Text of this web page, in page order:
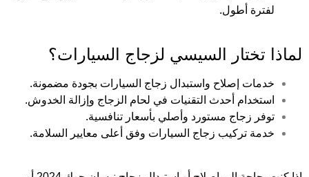
لفترة أطول.
لماذا تختار السيسي لزجاج السيارات؟
خدمات إصلاح واستبدال زجاج السيارات بجودة مضمونة.
استخدام أحدث التقنيات في لحام الزجاج وإزالة الخدوش.
توفر زجاج مستورد وأصلي بأسعار تنافسية.
خدمة تركيب زجاج السيارات وفق أعلى معايير السلامة.